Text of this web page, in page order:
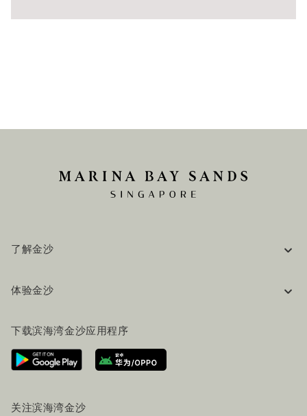
了解金沙
工作机会
联系我们
体验金沙
行程规划
路线指引
服务设施
下载滨海湾金沙应用程序
关注滨海湾金沙